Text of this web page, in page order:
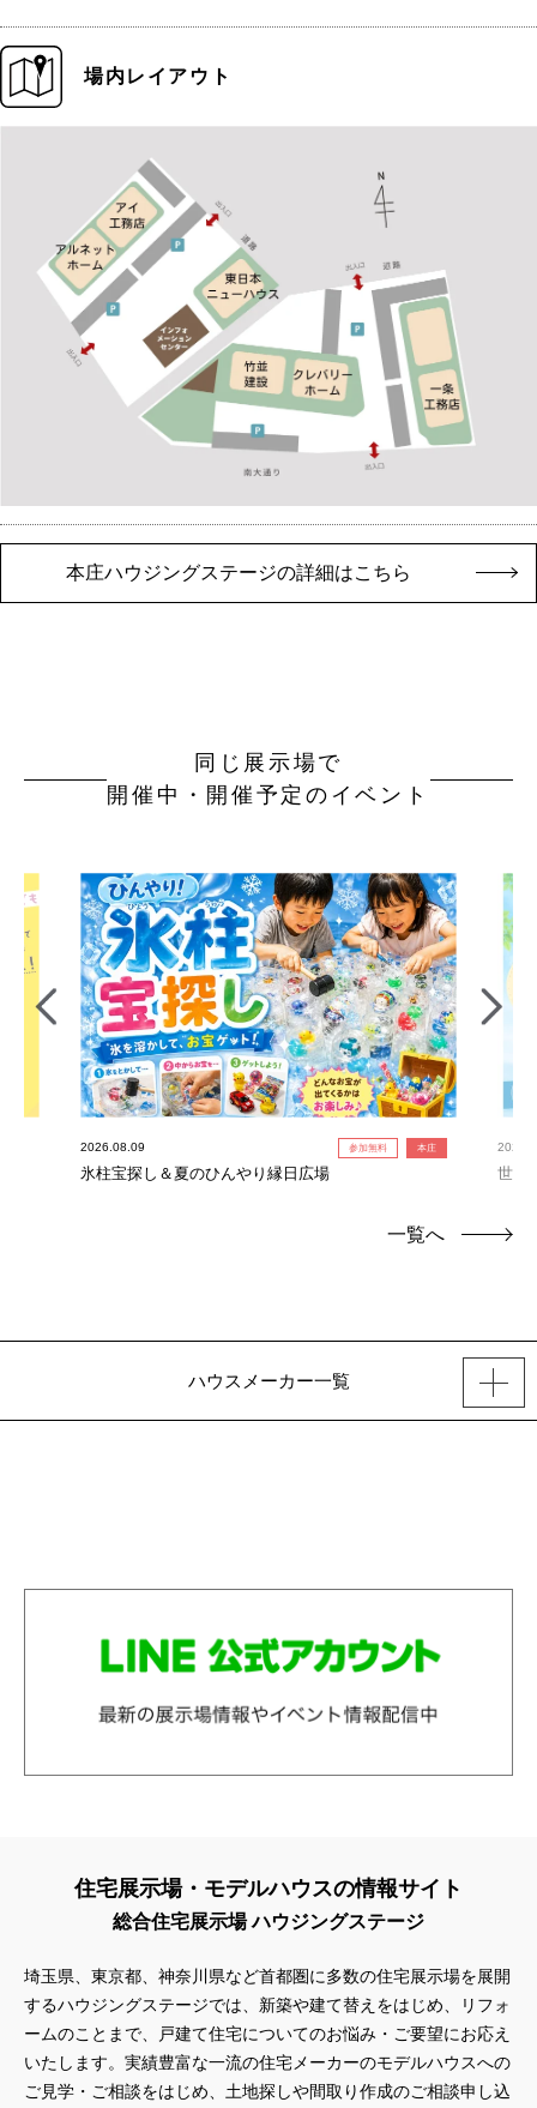
場内レイアウト
本庄ハウジングステージの詳細はこちら
同じ展示場で
開催中・開催予定のイベント
2026.08.09 参加無料 本庄
氷柱宝探し＆夏のひんやり縁日広場
世界
一覧へ
ハウスメーカー一覧
住宅展示場・モデルハウスの情報サイト
総合住宅展示場 ハウジングステージ
埼玉県、東京都、神奈川県など首都圏に多数の住宅展示場を展開
するハウジングステージでは、新築や建て替えをはじめ、リフォ
ームのことまで、戸建て住宅についてのお悩み・ご要望にお応え
いたします。実績豊富な一流の住宅メーカーのモデルハウスへの
ご見学・ご相談をはじめ、土地探しや間取り作成のご相談申し込